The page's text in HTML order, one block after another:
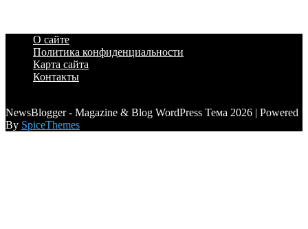
О сайте
Политика конфиденциальности
Карта сайта
Контакты
NewsBlogger - Magazine & Blog WordPress Тема 2026 | Powered
By SpiceThemes